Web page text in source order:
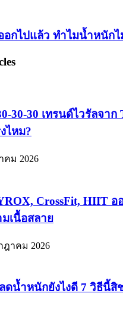
อกไปแล้ว ทำไมน้ำหนักไ
30-30 เทรนด์ไวรัลจา
ไหม?
คม 2026
CrossFit, HIIT อ
มเนื้อสลาย
ฎาคม 2026
ดน้ำหนักยังไงดี 7 วิธีนี้สิ